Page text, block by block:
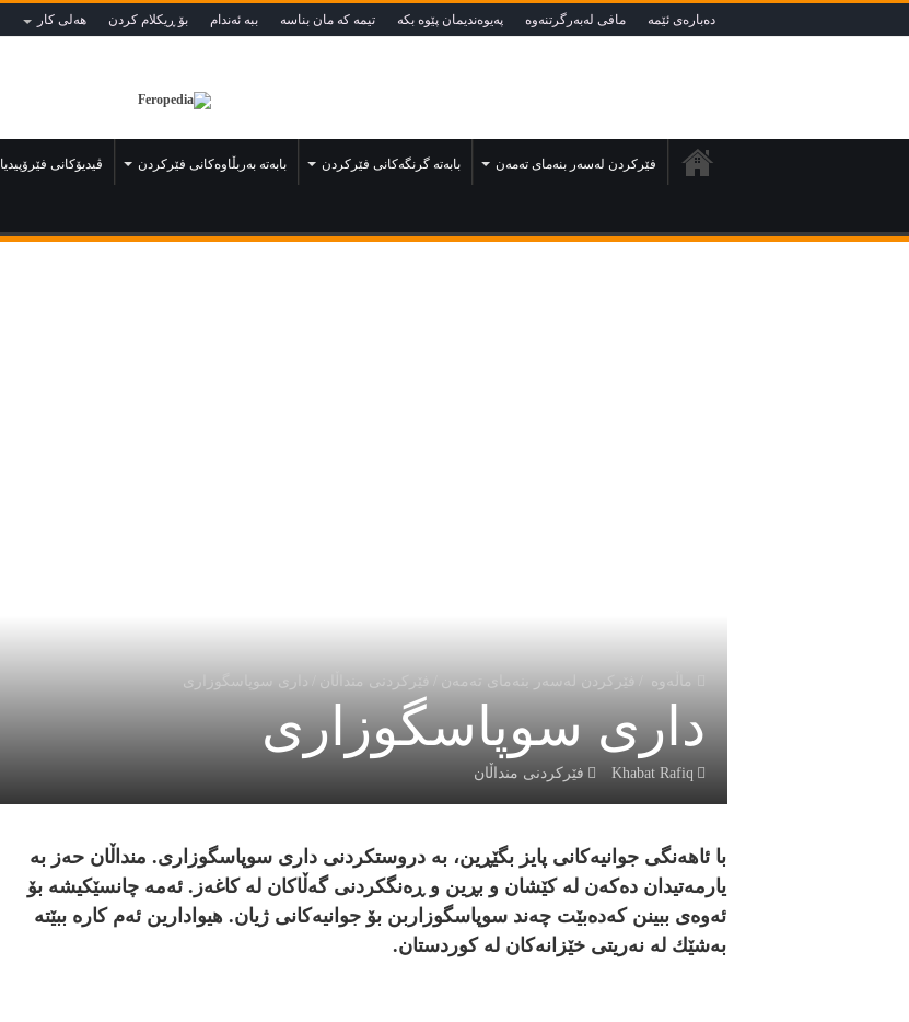
دەبارەى ئێمە مافى لەبەرگرتنەوە په‌يوه‌نديمان پێوه‌ بكه‌‌ تيمه كه مان بناسه ببه‌ ئه‌ندام بۆ ڕيكلام كردن هه‌لی كار
فێركردن لەسەر بنەماى تەمەن بابەتە گرنگەكانى فێركردن بابەتە بەربڵاوەكانى فێركردن ڤيديۆكانى فێرۆپيديا
فێركردن لەسەر بنەماى تەمەن فێركردنى منداڵان دارى سوپاسگوزارى
دارى سوپاسگوزارى
Khabat Rafiq فێركردنى منداڵان
با ئاهه‌نگى جوانيه‌كانى پايز بگێڕين، به‌ دروستكردنى دارى سوپاسگوزارى. منداڵان حه‌ز به‌
يارمه‌تيدان ده‌كه‌ن له‌ كێشان و بڕين و ڕه‌نگكردنى گه‌ڵاكان له‌ كاغه‌ز. ئه‌مه‌ چانسێكيشه‌ بۆ
ئه‌وه‌ى ببينن كه‌ده‌بێت چه‌ند سوپاسگوزاربن بۆ جوانيه‌كانى ژيان. هيوادارين ئه‌م كاره‌ ببێته‌
به‌شێك له‌ نه‌ريتى خێزانه‌كان له‌ كوردستان.